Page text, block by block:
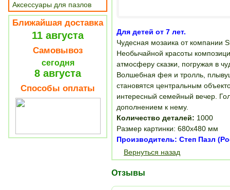
Аксессуары для пазлов
Ближайшая доставка
11 августа
Самовывоз
сегодня
8 августа
Способы оплаты
Для детей от 7 лет.
Чудесная мозаика от компании
Необычайной красоты
атмосферу сказки, погружая в
Волшебная фея и тролль,
становятся центральным
интересный семейный вечер.
дополнением к нему.
Количество деталей: 1000
Размер картинки: 680x480 мм
Производитель: Степ Пазл
Вернуться назад
Отзывы